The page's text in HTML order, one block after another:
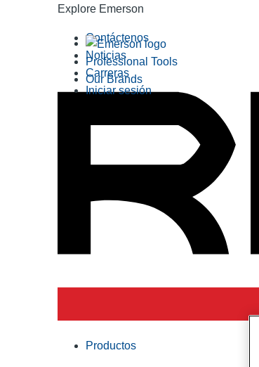
Explore Emerson
Professional Tools
Our Brands
Contáctenos
Noticias
Carreras
Iniciar sesión
Productos